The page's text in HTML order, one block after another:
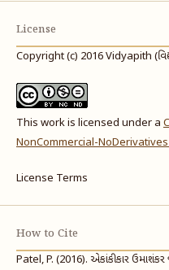
License
Copyright (c) 2016 Vidyapith
This work is licensed under a
NonCommercial-
License Terms
How to Cite
Patel, P. (2016). એકાંકીકાર ઉમાશંકર